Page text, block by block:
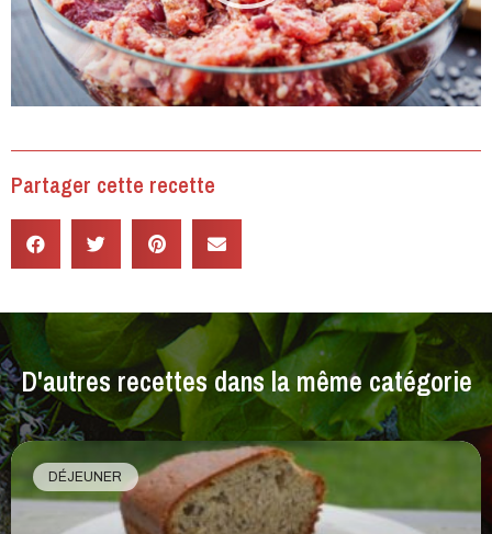
Partager cette recette
D'autres recettes dans la même catégorie
DÉJEUNER